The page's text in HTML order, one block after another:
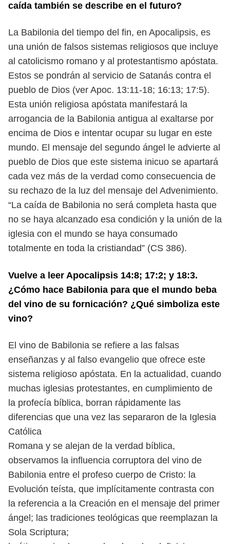
caída también se describe en el futuro?
La Babilonia del tiempo del fin, en Apocalipsis, es
una unión de falsos sistemas religiosos que incluye
al catolicismo romano y al protestantismo apóstata.
Estos se pondrán al servicio de Satanás contra el
pueblo de Dios (ver Apoc. 13:11-18; 16:13; 17:5).
Esta unión religiosa apóstata manifestará la
arrogancia de la Babilonia antigua al exaltarse por
encima de Dios e intentar ocupar su lugar en este
mundo. El mensaje del segundo ángel le advierte al
pueblo de Dios que este sistema inicuo se apartará
cada vez más de la verdad como consecuencia de
su rechazo de la luz del mensaje del Advenimiento.
“La caída de Babilonia no será completa hasta que
no se haya alcanzado esa condición y la unión de la
iglesia con el mundo se haya consumado
totalmente en toda la cristiandad” (CS 386).
Vuelve a leer Apocalipsis 14:8; 17:2; y 18:3.
¿Cómo hace Babilonia para que el mundo beba
del vino de su fornicación? ¿Qué simboliza este
vino?
El vino de Babilonia se refiere a las falsas
enseñanzas y al falso evangelio que ofrece este
sistema religioso apóstata. En la actualidad, cuando
muchas iglesias protestantes, en cumplimiento de
la profecía bíblica, borran rápidamente las
diferencias que una vez las separaron de la Iglesia
Católica
Romana y se alejan de la verdad bíblica,
observamos la influencia corruptora del vino de
Babilonia entre el profeso cuerpo de Cristo: la
Evolución teísta, que implícitamente contrasta con
la referencia a la Creación en el mensaje del primer
ángel; las tradiciones teológicas que reemplazan la
Sola Scriptura;